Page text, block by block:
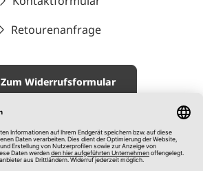
Retourenanfrage
Zum Widerrufsformular
Impressum
AGB